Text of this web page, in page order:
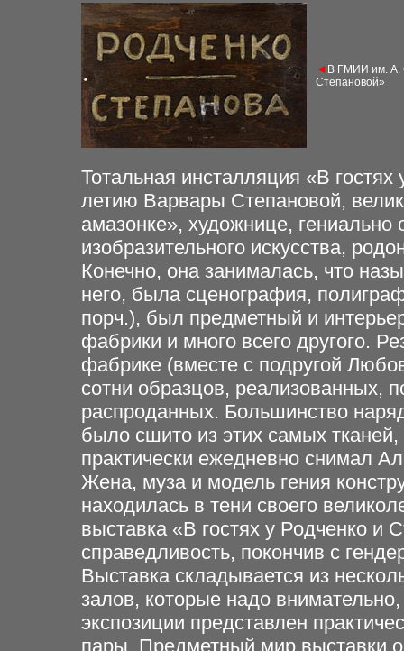
◄ В ГМИИ им. А.
Степановой»
Тотальная инсталляция «В
летию Варвары Степановой,
амазонке», художнице,
изобразительного искусства,
Конечно, она занималась, что
него, была сценография,
порч.), был предметный и
фабрики и много всего другого.
фабрике (вместе с подругой
сотни образцов, реализованных,
распроданных. Большинство
было сшито из этих самых
практически ежедневно снимал
Жена, муза и модель гения
находилась в тени своего
выставка «В гостях у Родченко и
справедливость, покончив с
Выставка складывается из
залов, которые надо
экспозиции представлен
пары. Предметный мир выставки